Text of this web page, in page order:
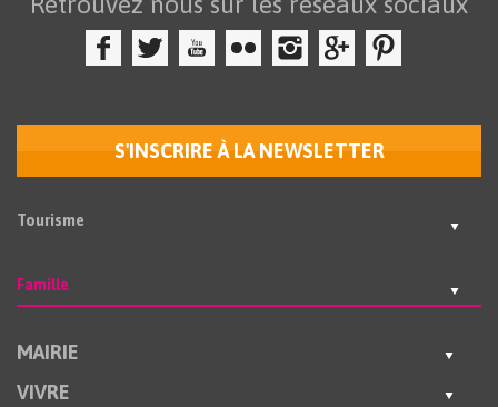
S'INSCRIRE À LA NEWSLETTER
Tourisme
Famille
MAIRIE
VIVRE